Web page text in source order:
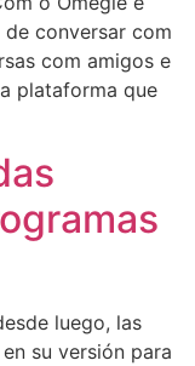
conversar com
com amigos e
plataforma que
luego, las
su versión para